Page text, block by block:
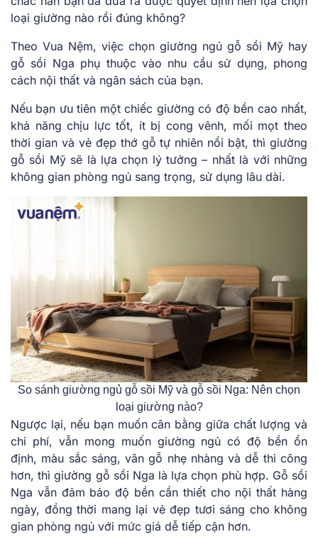
loại giường nào rồi đúng không?
Theo Vua Nệm, việc chọn giường ngủ gỗ sồi Mỹ hay
gỗ sồi Nga phụ thuộc vào nhu cầu sử dụng, phong
cách nội thất và ngân sách của bạn.
Nếu bạn ưu tiên một chiếc giường có độ bền cao nhất,
khả năng chịu lực tốt, ít bị cong vênh, mối mọt theo
thời gian và vẻ đẹp thớ gỗ tự nhiên nổi bật, thì giường
gỗ sồi Mỹ sẽ là lựa chọn lý tưởng – nhất là với những
không gian phòng ngủ sang trọng, sử dụng lâu dài.
So sánh giường ngủ gỗ sồi Mỹ và gỗ sồi Nga: Nên chọn
loại giường nào?
Ngược lại, nếu bạn muốn cân bằng giữa chất lượng và
chi phí, vẫn mong muốn giường ngủ có độ bền ổn
định, màu sắc sáng, vân gỗ nhẹ nhàng và dễ thi công
hơn, thì giường gỗ sồi Nga là lựa chọn phù hợp. Gỗ sồi
Nga vẫn đảm bảo độ bền cần thiết cho nội thất hàng
ngày, đồng thời mang lại vẻ đẹp tươi sáng cho không
gian phòng ngủ với mức giá dễ tiếp cận hơn.